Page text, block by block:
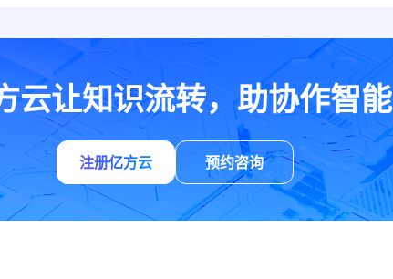
云让知识流转，助协作智能
注册亿方云 预约咨询